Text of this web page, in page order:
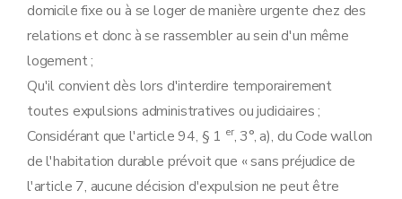
domicile fixe ou à se loger de manière urgente chez des
relations et donc à se rassembler au sein d'un même
logement ;
Qu'il convient dès lors d'interdire temporairement
toutes expulsions administratives ou judiciaires ;
Considérant que l'article 94, § 1 er, 3°, a), du Code wallon
de l'habitation durable prévoit que « sans préjudice de
l'article 7, aucune décision d'expulsion ne peut être